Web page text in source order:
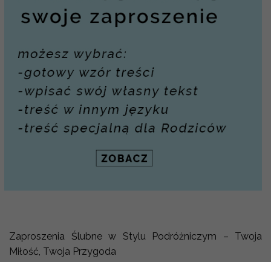
Zaproszenia Ślubne w Stylu Podróżniczym – Twoja
Miłość, Twoja Przygoda